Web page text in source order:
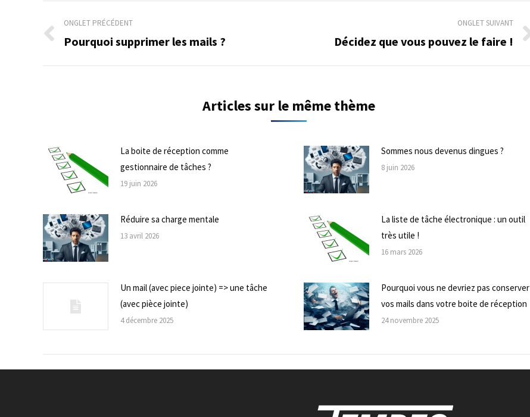
Navigation
de
commentaire
ONGLET PRÉCÉDENT
Onglet
Pourquoi supprimer les mails ?
ONGLET SUIVANT
Décidez que vous pouvez le faire !
Articles sur le même thème
La boite de réception comme
gestionnaire de tâches ?
19 juin 2026
Sommes nous devenus dingues ?
8 juin 2026
Réduire sa charge mentale
13 avril 2026
La liste de tâche électronique : un outil
très utile !
16 mars 2026
Un mail (avec piece jointe) => une tâche
(avec pièce jointe)
4 décembre 2025
Pourquoi vous ne devriez pas conserver
vos mails dans votre boite de réception
24 novembre 2025